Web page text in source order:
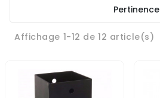
Pertinence
Affichage 1-12 de 12 article(s)